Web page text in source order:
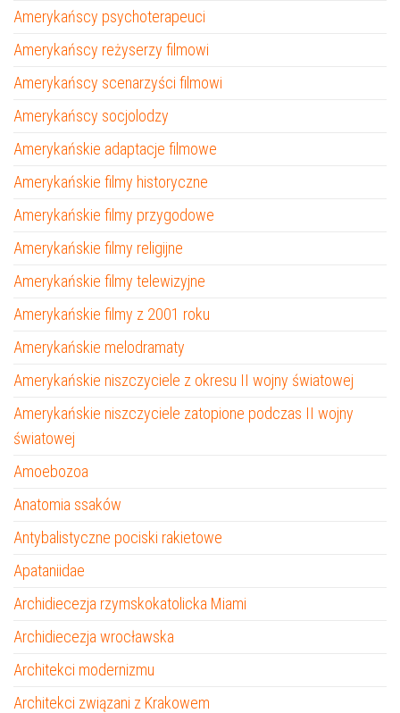
Amerykańscy psychoterapeuci
Amerykańscy reżyserzy filmowi
Amerykańscy scenarzyści filmowi
Amerykańscy socjolodzy
Amerykańskie adaptacje filmowe
Amerykańskie filmy historyczne
Amerykańskie filmy przygodowe
Amerykańskie filmy religijne
Amerykańskie filmy telewizyjne
Amerykańskie filmy z 2001 roku
Amerykańskie melodramaty
Amerykańskie niszczyciele z okresu II wojny światowej
Amerykańskie niszczyciele zatopione podczas II wojny
światowej
Amoebozoa
Anatomia ssaków
Antybalistyczne pociski rakietowe
Apataniidae
Archidiecezja rzymskokatolicka Miami
Archidiecezja wrocławska
Architekci modernizmu
Architekci związani z Krakowem